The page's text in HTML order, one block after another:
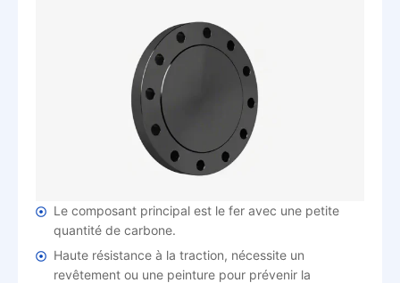
Le composant principal est le fer avec une petite
quantité de carbone.
Haute résistance à la traction, nécessite un
revêtement ou une peinture pour prévenir la